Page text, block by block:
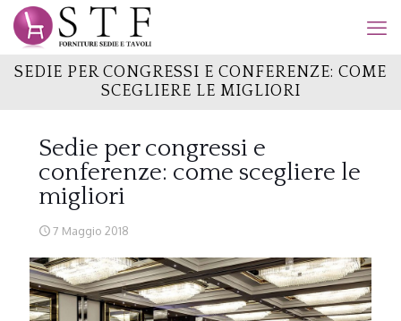
SEDIE PER CONGRESSI E CONFERENZE: COME
SCEGLIERE LE MIGLIORI
Sedie per congressi e
conferenze: come scegliere le
migliori
7 Maggio 2018